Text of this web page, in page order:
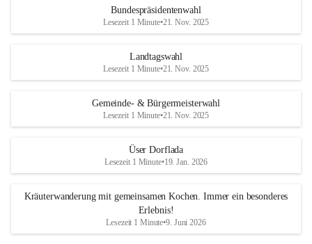
Bundespräsidentenwahl
Lesezeit 1 Minute•21. Nov. 2025
Landtagswahl
Lesezeit 1 Minute•21. Nov. 2025
Gemeinde- & Bürgermeisterwahl
Lesezeit 1 Minute•21. Nov. 2025
Üser Dorflada
Lesezeit 1 Minute•19. Jan. 2026
Kräuterwanderung mit gemeinsamen Kochen. Immer ein besonderes
Erlebnis!
Lesezeit 1 Minute•9. Juni 2026